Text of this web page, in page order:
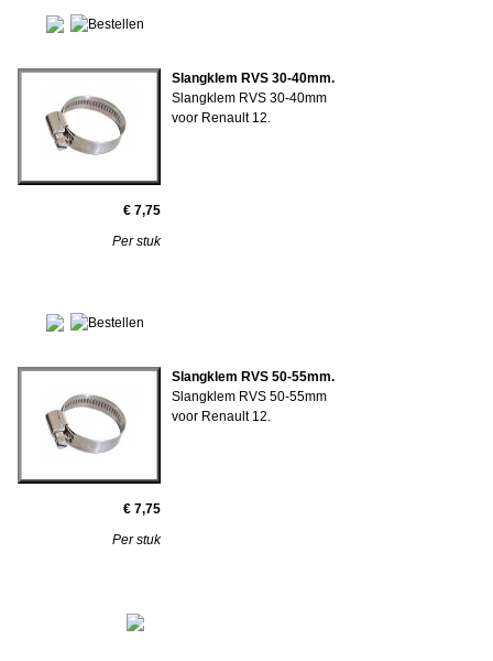
Slangklem RVS 30-40mm.
Slangklem RVS 30-40mm
voor Renault 12.
€ 7,75
Per stuk
Slangklem RVS 50-55mm.
Slangklem RVS 50-55mm
voor Renault 12.
€ 7,75
Per stuk